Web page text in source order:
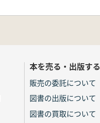
本を売る・出版する
販売の委託について
図書の出版について
図書の買取について